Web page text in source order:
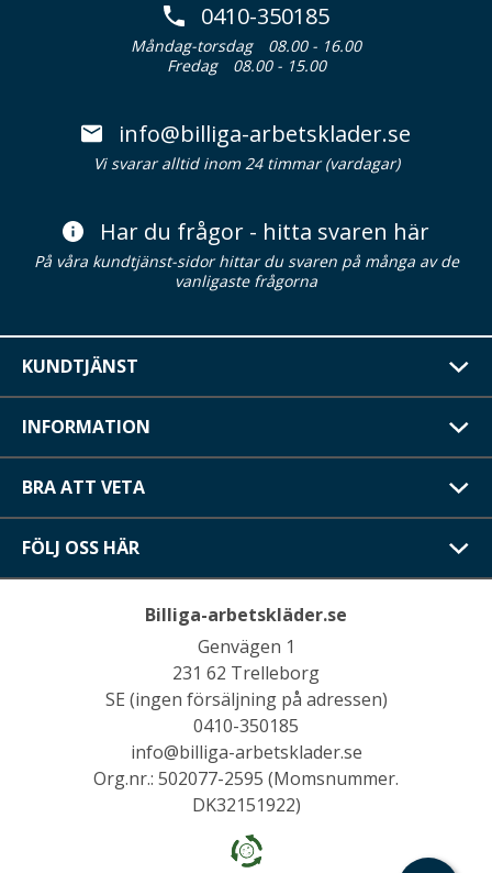
0410-350185
Måndag-torsdag
08.00 - 16.00
Fredag
08.00 - 15.00
info@billiga-arbetsklader.se
Vi svarar alltid inom 24 timmar (vardagar)
Har du frågor - hitta svaren här
På våra kundtjänst-sidor hittar du svaren på många av de
vanligaste frågorna
KUNDTJÄNST
INFORMATION
BRA ATT VETA
FÖLJ OSS HÄR
Billiga-arbetskläder.se
Genvägen 1
231 62 Trelleborg
SE (ingen försäljning på adressen)
0410-350185
info@billiga-arbetsklader.se
Org.nr.: 502077-2595 (Momsnummer.
DK32151922)